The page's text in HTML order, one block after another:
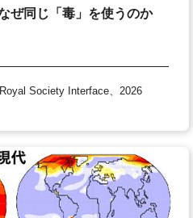
ぜ同じ「毒」を使うのか
Society Interface、2026